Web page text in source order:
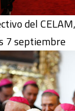
del
7 septiembre